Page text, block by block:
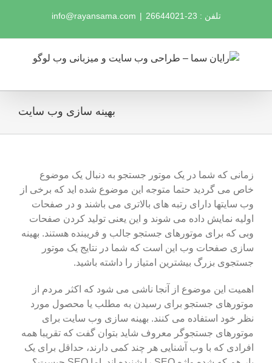
تلفن : 23-26644021 |
info@rayansama.com
بهینه سازی وب سایت
زمانی که شما در یک موتور جستجو به دنبال یک موضوع
خاص می گردید حتما متوجه این موضوع شده اید که برخی از
وب سایتها دارای رتبه های بالاتری می باشند و در صفحات
اولیه نمایش داده می شوند و این یعنی تولید کردن صفحات
وبی که برای موتورهای جستجو جالب و فریبنده هستند. بهینه
سازی صفحات وب این است که شما در نتایج یک موتور
جستجوی بزرگ بیشترین امتیاز را داشته باشید.
اهمیت این موضوع از آنجا ناشی می شود که اکثر مردم از
موتورهای جستجو برای رسیدن به مطلب یا محصول مورد
نظر خود استفاده می کنند. بهینه سازی وب سایت برای
موتورهای جستجوگر معروف شاید بتوان گفت که تقریبا همه
افرادی که با وب آشنایی هر چند کمی دارند، حداقل برای یک